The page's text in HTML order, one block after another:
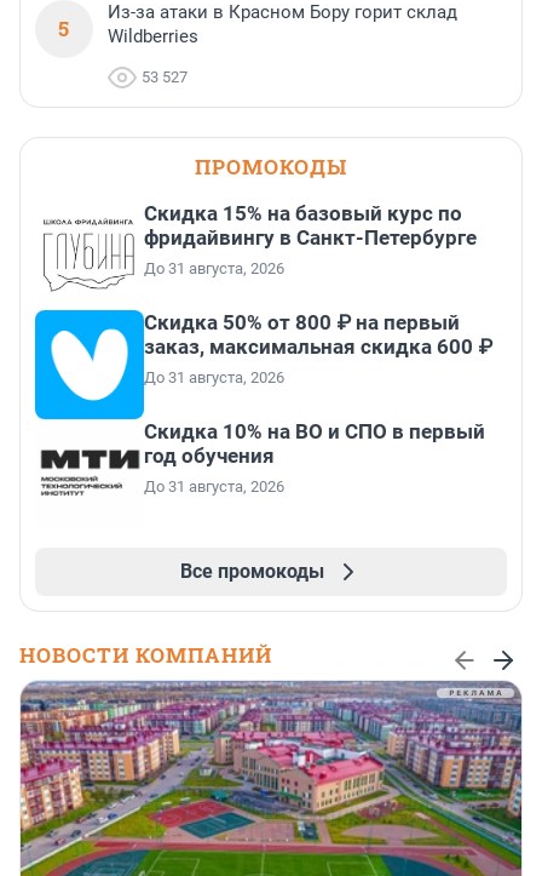
5
Из-за атаки в Красном Бору горит склад
Wildberries
53 527
ПРОМОКОДЫ
Скидка 15% на базовый курс по
фридайвингу в Санкт-Петербурге
До 31 августа, 2026
Скидка 50% от 800 ₽ на первый
заказ, максимальная скидка 600 ₽
До 31 августа, 2026
Скидка 10% на ВО и СПО в первый
год обучения
До 31 августа, 2026
Все промокоды
НОВОСТИ КОМПАНИЙ